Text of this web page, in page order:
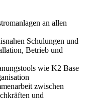
an allen
Schulungen und
Betrieb und
wie K2 Base
zwischen
und